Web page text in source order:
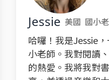
Jessie 美國 國小
哈囉！我是Jessie
小老師。我對閱讀
的熱愛。我將我對